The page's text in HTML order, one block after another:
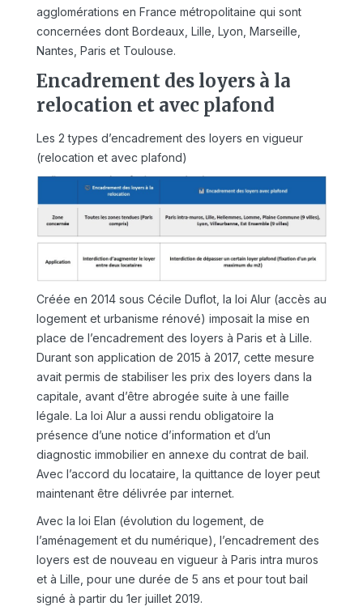
agglomérations en France métropolitaine qui sont
concernées dont Bordeaux, Lille, Lyon, Marseille,
Nantes, Paris et Toulouse.
Encadrement des loyers à la
relocation et avec plafond
Les 2 types d’encadrement des loyers en vigueur
(relocation et avec plafond)
Créée en 2014 sous Cécile Duflot, la loi Alur (accès au
logement et urbanisme rénové) imposait la mise en
place de l’encadrement des loyers à Paris et à Lille.
Durant son application de 2015 à 2017, cette mesure
avait permis de stabiliser les prix des loyers dans la
capitale, avant d’être abrogée suite à une faille
légale. La loi Alur a aussi rendu obligatoire la
présence d’une notice d’information et d’un
diagnostic immobilier en annexe du contrat de bail.
Avec l’accord du locataire, la quittance de loyer peut
maintenant être délivrée par internet.
Avec la loi Elan (évolution du logement, de
l’aménagement et du numérique), l’encadrement des
loyers est de nouveau en vigueur à Paris intra muros
et à Lille, pour une durée de 5 ans et pour tout bail
signé à partir du 1er juillet 2019.